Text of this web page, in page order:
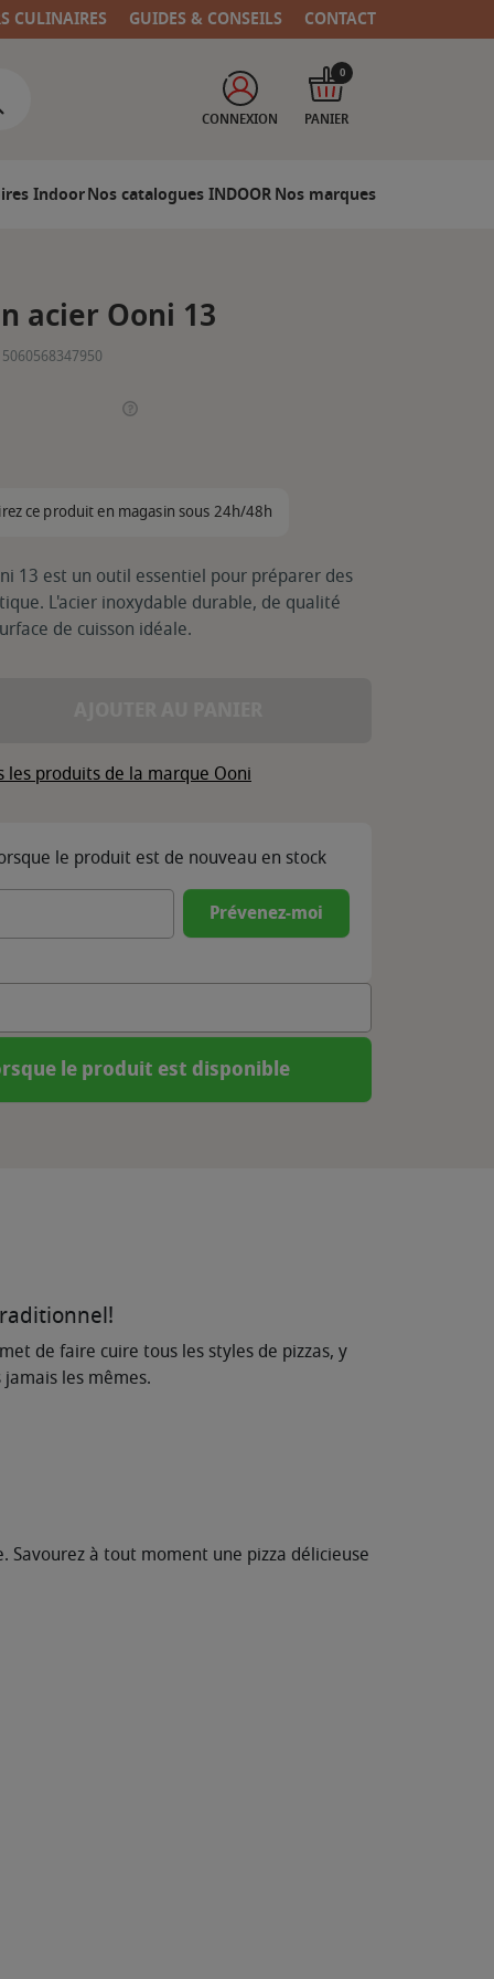
CULINAIRES GUIDES & CONSEILS CONTACT
CONNEXION PANIER
0
IndoorNos catalogues INDOORNos marques
acier Ooni 13
5060568347950
ce produit en magasin sous 24h/48h
13 est un outil essentiel pour préparer des
L'acier inoxydable durable, de qualité
de cuisson idéale.
les produits de la marque Ooni
le produit est de nouveau en stock
Prévenez-moi
le produit est disponible
de faire cuire tous les styles de pizzas, y
les mêmes.
à tout moment une pizza délicieuse